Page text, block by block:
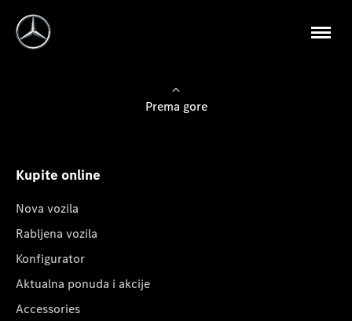
Prema gore
Kupite online
Nova vozila
Rabljena vozila
Konfigurator
Aktualna ponuda i akcije
Accessories